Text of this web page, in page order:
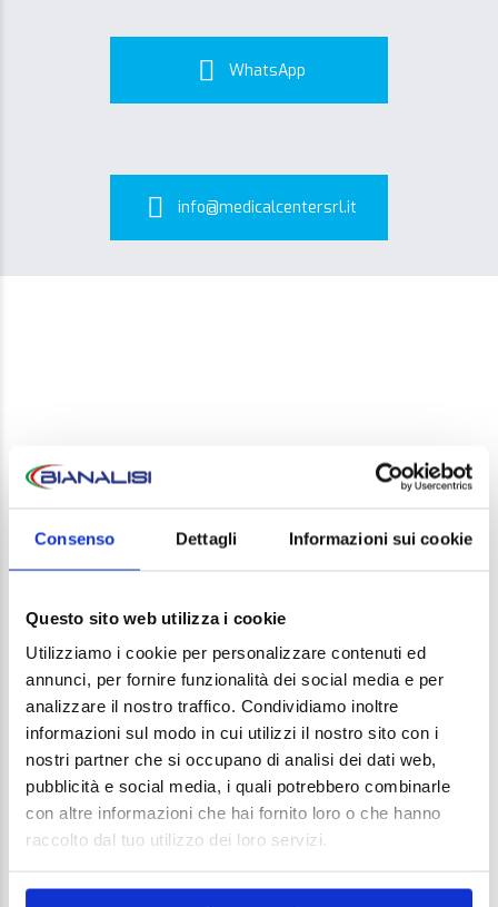
Consenso Dettagli Informazioni sui cookie
Questo sito web utilizza i cookie
Utilizziamo i cookie per personalizzare contenuti ed
annunci, per fornire funzionalità dei social media e per
analizzare il nostro traffico. Condividiamo inoltre
informazioni sul modo in cui utilizzi il nostro sito con i
nostri partner che si occupano di analisi dei dati web,
pubblicità e social media, i quali potrebbero combinarle
con altre informazioni che hai fornito loro o che hanno
raccolto dal tuo utilizzo dei loro servizi.
WhatsApp
info@medicalcentersrl.it
Your email address will not be published. Required